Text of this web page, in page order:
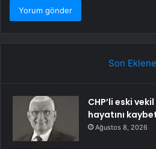
Son
CHP’li eski
hayatını
Ağustos 8, 2026